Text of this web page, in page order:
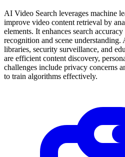
AI Video Search leverages machine
improve video content retrieval by
elements. It enhances search
recognition and scene
libraries, security surveillance, and
are efficient content discovery,
challenges include privacy concerns
to train algorithms effectively.